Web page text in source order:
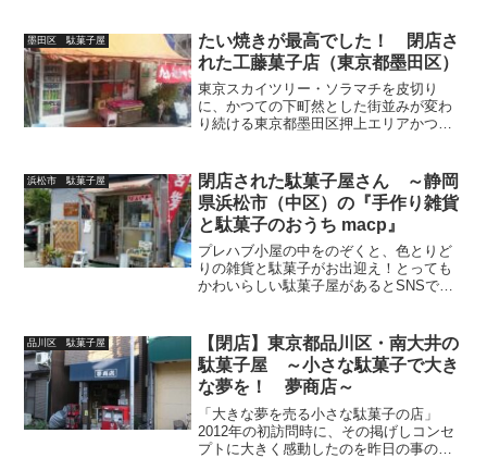
墨田区 駄菓子屋
たい焼きが最高でした！ 閉店さ
れた工藤菓子店（東京都墨田区）
東京スカイツリー・ソラマチを皮切り
に、かつての下町然とした街並みが変わ
り続ける東京都墨田区押上エリアかつ
って小腹を満たしてきました。『工藤菓
子店』の閉店を確認いたしまし...
浜松市 駄菓子屋
閉店された駄菓子屋さん ～静岡
県浜松市（中区）の『手作り雑貨
と駄菓子のおうち macp』
プレハブ小屋の中をのぞくと、色とりど
りの雑貨と駄菓子がお出迎え！とっても
かわいらしい駄菓子屋があるとSNSで知
すプレハブ小屋が織りなす『手作り雑貨
と駄菓子のおうち ma...
品川区 駄菓子屋
【閉店】東京都品川区・南大井の
駄菓子屋 ～小さな駄菓子で大き
な夢を！ 夢商店～
「大きな夢を売る小さな駄菓子の店」
2012年の初訪問時に、その掲げしコンセ
プトに大きく感動したのを昨日の事の様